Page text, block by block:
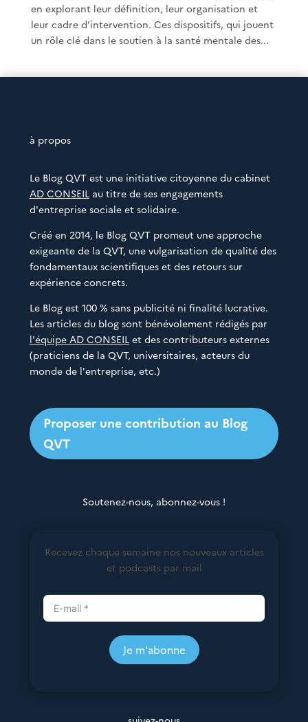
en explorant leur définition, leur organisation et
leur cadre d’intervention. Ces dispositifs, qui jouent
un rôle clé dans le soutien à la santé mentale des...
à propos
Le Blog QVT est une initiative citoyenne du cabinet
AD CONSEILau titre de ses engagements
d'entreprise sociale et solidaire.
Créé en 2014, le Blog QVT promeut une approche
exigeante de la QVT, une vulgarisation de qualité des
fondamentaux scientifiques et des retours sur
expérience concrets.
Le Blog est 100 % sans publicité ni finalité lucrative.
Les articles du blog sont bénévolement rédigés par
l'équipe AD CONSEILet des contributeurs externes
(praticiens de la QVT, universitaires, acteurs du
monde de l'entreprise, etc.)
Proposer une contribution au Blog
QVT
Soutenez-nous, abonnez-vous !
Recevez chaque semaine nos nouveaux articles
et podcasts par mail
Je m'abonne